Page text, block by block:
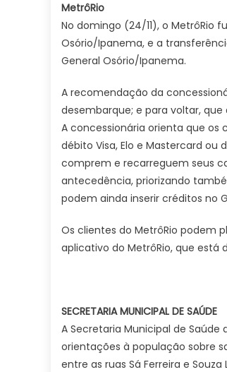
MetrôRio
No domingo (24/11), o MetrôRio
Osório/Ipanema, e a
General Osório/Ipanema.
A recomendação da
desembarque; e para voltar,
A concessionária orienta que
débito Visa, Elo e Mastercard ou
comprem e recarreguem seus
antecedência, priorizando
podem ainda inserir créditos no
Os clientes do MetrôRio podem
aplicativo do MetrôRio, que está
SECRETARIA MUNICIPAL DE SAÚDE
A Secretaria Municipal de Saúde
orientações à população sobre
entre as ruas Sá Ferreira e